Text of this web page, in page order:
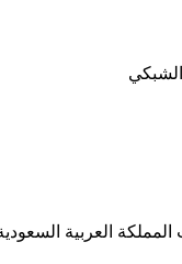
المملكة العربية